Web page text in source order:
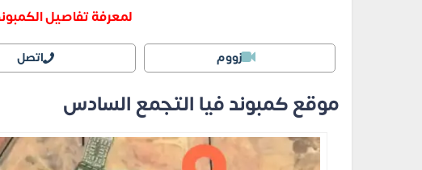
لمعرفة تفاصيل
زووم اتصل
موقع كمبوند فيا التجمع السادس